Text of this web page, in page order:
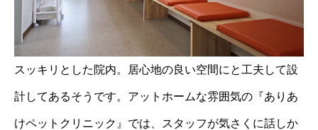
スッキリとした院内。居心地の良い空間にと工夫して設
計してあるそうです。アットホームな雰囲気の『ありあ
けペットクリニック』では、スタッフが気さくに話しか